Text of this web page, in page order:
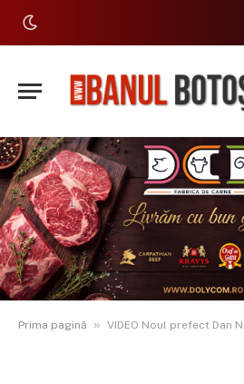
Prima pagină » VIDEO Noul prefect Dan